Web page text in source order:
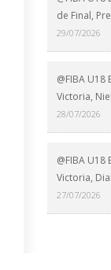
de Final,
29/07/2026
@FIBA
Victoria,
28/07/2026
@FIBA
Victoria,
27/07/2026